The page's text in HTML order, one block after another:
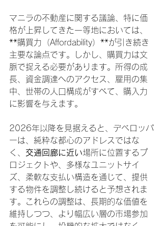
マニラの不動産に関する議論、特に価
格が上昇してきた一等地においては、
**購買力（Affordability）**が引き続き
主要な論点です。しかし、購買力は文
脈で捉える必要があります。所得の成
長、資金調達へのアクセス、雇用の集
中、世帯の人口構成がすべて、購入力
に影響を与えます。
2026年以降を見据えると、デベロッパ
ーは、純粋な都心のアドレスではな
く、 交通回廊に近い場所に位置するプ
ロジェクトや、多様なユニットサイ
ズ、柔軟な支払い構造を通じて、提供
する物件を調整し続けると予想されま
す。これらの調整は、長期的な価値を
維持しつつ、より幅広い層の市場参加